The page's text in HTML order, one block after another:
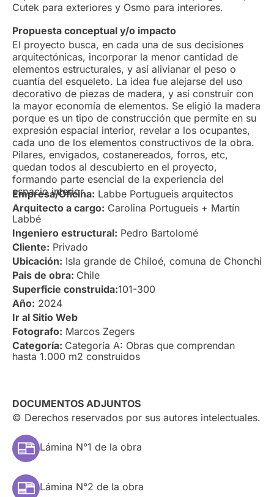
Empresa/Oficina: Labbe Portugueis arquitectos
Arquitecto a cargo: Carolina Portugueis + Martín
Labbé
Ingeniero estructural: Pedro Bartolomé
Cliente: Privado
Ubicación: Isla grande de Chiloé, comuna de Chonchi
Pais de obra: Chile
Superficie construida:101-300
Año: 2024
Ir al Sitio Web
Fotografo: Marcos Zegers
Categoría: Categoría A: Obras que comprendan
hasta 1.000 m2 construidos
DOCUMENTOS ADJUNTOS
© Derechos reservados por sus autores intelectuales.
Lámina N°1 de la obra
Lámina N°2 de la obra
Cutek para exteriores y Osmo para interiores.
Propuesta conceptual y/o impacto
El proyecto busca, en cada una de sus decisiones
arquitectónicas, incorporar la menor cantidad de
elementos estructurales, y así alivianar el peso o
cuantía del esqueleto. La idea fue alejarse del uso
decorativo de piezas de madera, y así construir con
la mayor economía de elementos. Se eligió la madera
porque es un tipo de construcción que permite en su
expresión espacial interior, revelar a los ocupantes,
cada uno de los elementos constructivos de la obra.
Pilares, envigados, costanereados, forros, etc,
quedan todos al descubierto en el proyecto,
formando parte esencial de la experiencia del
espacio interior.